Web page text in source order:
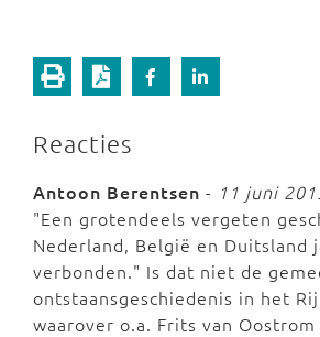
Reacties
Antoon Berentsen - 11 juni
"Een grotendeels vergeten
Nederland, België en Duitsland
verbonden." Is dat niet de
ontstaansgeschiedenis in het
waarover o.a. Frits van